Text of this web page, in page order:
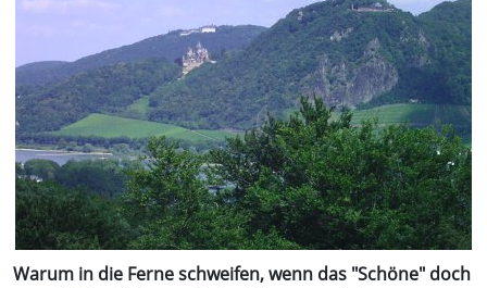
Warum in die Ferne schweifen, wenn das "Schöne" doch